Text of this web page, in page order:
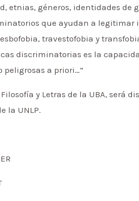
etnias, géneros, identidades de
que ayudan a legitimar
travestofobia y
discriminatorias es la
a priori…”
y Letras de la UBA, será
la UNLP.